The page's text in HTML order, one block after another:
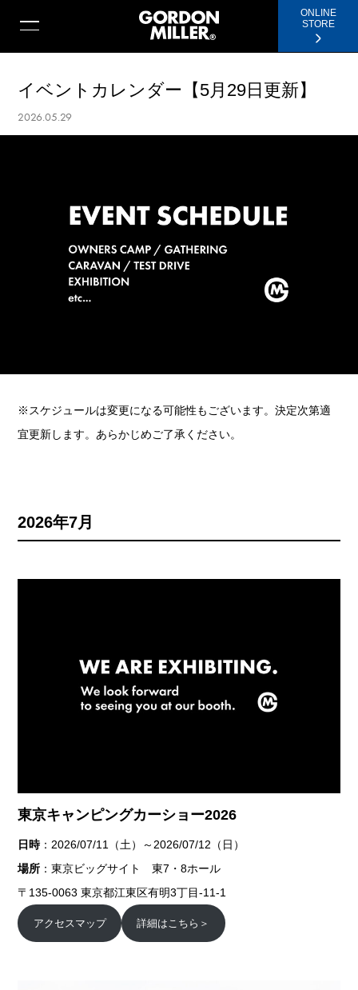
ONLINE
STORE
イベントカレンダー【5月29日更新】
2026.05.29
※スケジュールは変更になる可能性もございます。決定次第適
宜更新します。あらかじめご了承ください。
2026年7月
東京キャンピングカーショー2026
日時：2026/07/11（土）～2026/07/12（日）
場所 ：東京ビッグサイト 東7・8ホール
〒135-0063 東京都江東区有明3丁目-11-1
アクセスマップ 詳細はこちら＞